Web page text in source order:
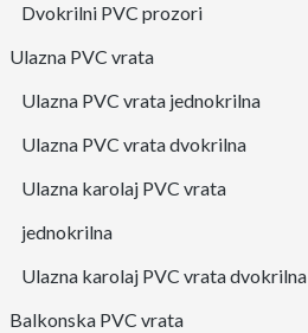
Dvokrilni PVC prozori
Ulazna PVC vrata
Ulazna PVC vrata jednokrilna
Ulazna PVC vrata dvokrilna
Ulazna karolaj PVC vrata
jednokrilna
Ulazna karolaj PVC vrata dvokrilna
Balkonska PVC vrata